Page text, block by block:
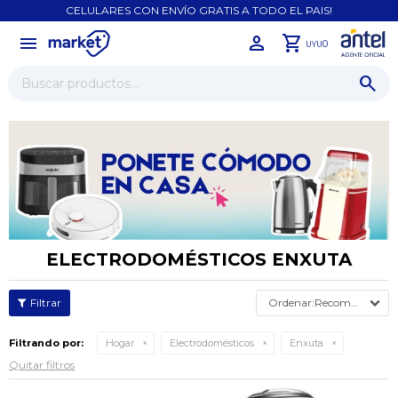
CELULARES CON ENVÍO GRATIS A TODO EL PAIS!
menu UYU0
ELECTRODOMÉSTICOS ENXUTA
Recomendados
Filtrando por: Hogar Electrodomésticos Enxuta
Quitar filtros
close